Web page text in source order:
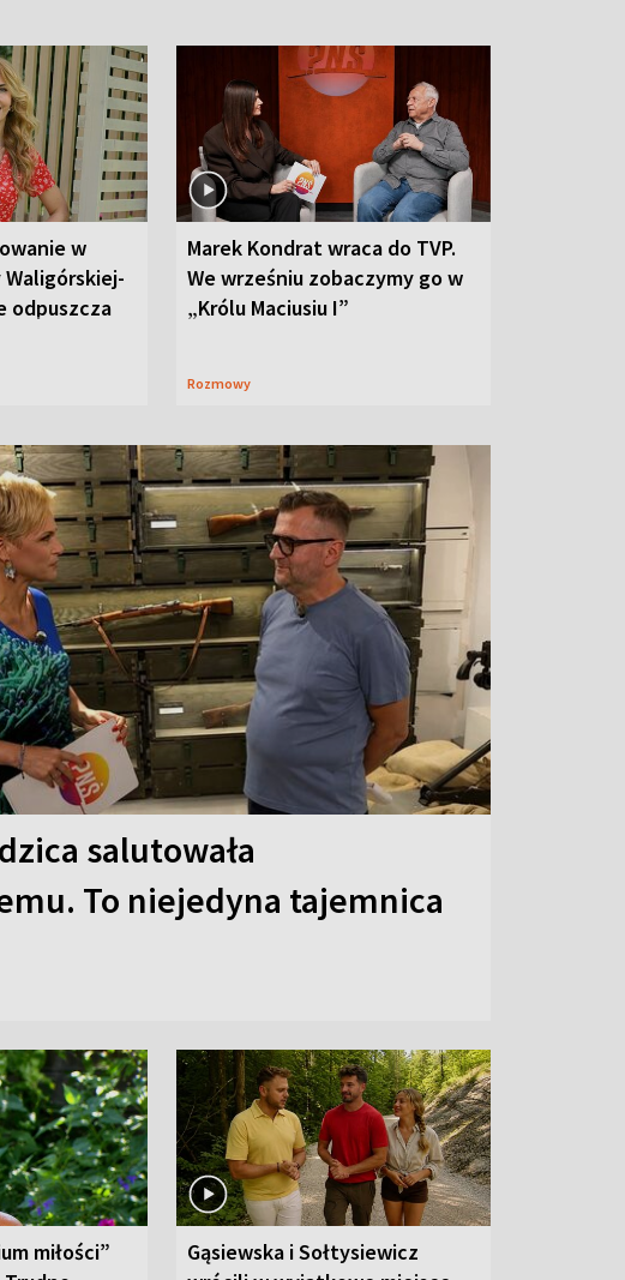
w
odpuszcza
Marek Kondrat wraca do TVP.
We wrześniu zobaczymy go w
„Królu Maciusiu I”
Rozmowy
salutowała
To niejedyna tajemnica
miłości”
Gąsiewska i Sołtysiewicz